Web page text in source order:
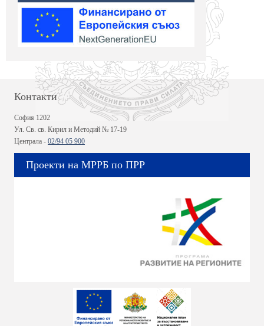
Контакти
София 1202
Ул. Св. св. Кирил и Методий № 17-19
Централа - 02/94 05 900
Проекти на МРРБ по ПРР